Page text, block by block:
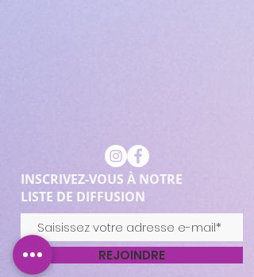
INSCRIVEZ-VOUS À NOTRE
LISTE DE DIFFUSION
REJOINDRE